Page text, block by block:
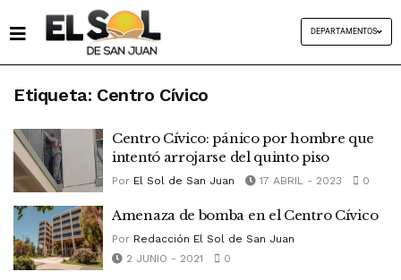
DEPARTAMENTOS
Etiqueta: Centro Cívico
Centro Cívico: pánico por hombre que
intentó arrojarse del quinto piso
Por El Sol de San Juan 17 ABRIL - 2023 0
Amenaza de bomba en el Centro Cívico
Por Redacción El Sol de San Juan
2 JUNIO - 2021
0